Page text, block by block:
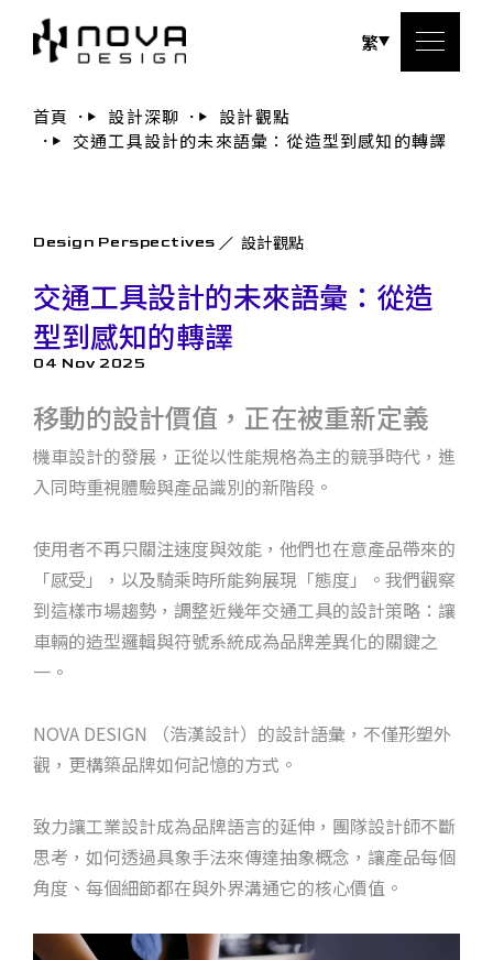
繁
首頁 設計深聊
設計觀點
交通工具設計的未來語彙：從造型到感知的轉譯
Design Perspectives 設計觀點
交通工具設計的未來語彙：從造
型到感知的轉譯
04 Nov 2025
移動的設計價值，正在被重新定義
機車設計的發展，正從以性能規格為主的競爭時代，進
入同時重視體驗與產品識別的新階段。
使用者不再只關注速度與效能，他們也在意產品帶來的
「感受」，以及騎乘時所能夠展現「態度」。我們觀察
到這樣市場趨勢，調整近幾年交通工具的設計策略：讓
車輛的造型邏輯與符號系統成為品牌差異化的關鍵之
一。
NOVA DESIGN （浩漢設計）的設計語彙，不僅形塑外
觀，更構築品牌如何記憶的方式。
致力讓工業設計成為品牌語言的延伸，團隊設計師不斷
思考，如何透過具象手法來傳達抽象概念，讓產品每個
角度、每個細節都在與外界溝通它的核心價值。